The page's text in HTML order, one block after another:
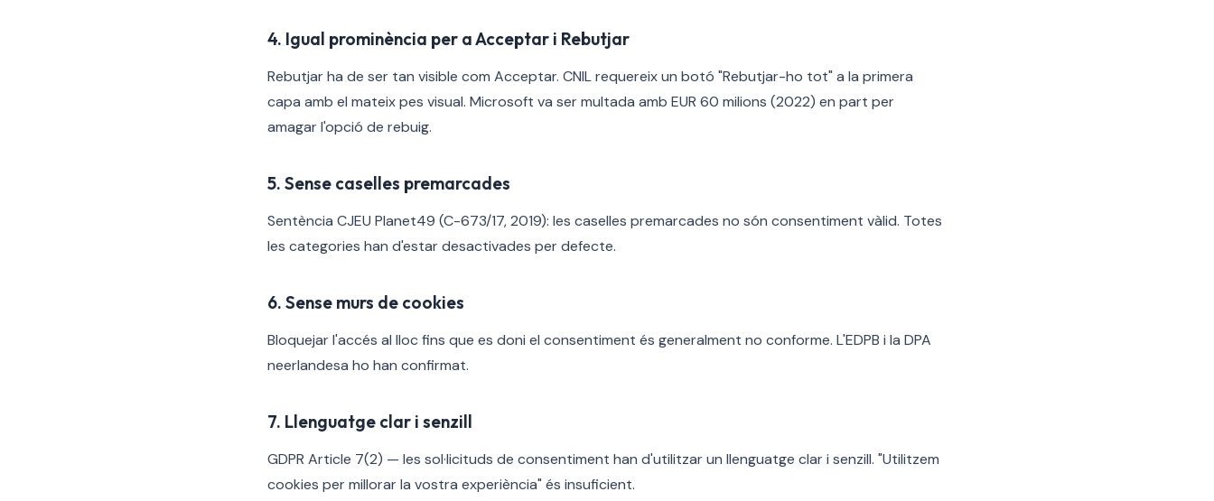
4. Igual prominència per a Acceptar i Rebutjar
Rebutjar ha de ser tan visible com Acceptar. CNIL requereix un botó "Rebutjar-ho tot" a la primera
capa amb el mateix pes visual. Microsoft va ser multada amb EUR 60 milions (2022) en part per
amagar l'opció de rebuig.
5. Sense caselles premarcades
Sentència CJEU Planet49 (C-673/17, 2019): les caselles premarcades no són consentiment vàlid. Totes
les categories han d'estar desactivades per defecte.
6. Sense murs de cookies
Bloquejar l'accés al lloc fins que es doni el consentiment és generalment no conforme. L'EDPB i la DPA
neerlandesa ho han confirmat.
7. Llenguatge clar i senzill
GDPR Article 7(2) — les sol·licituds de consentiment han d'utilitzar un llenguatge clar i senzill. "Utilitzem
cookies per millorar la vostra experiència" és insuficient.